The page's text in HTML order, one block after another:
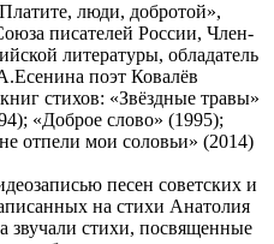
люди, добротой»,
писателей России, Член-
литературы, обладатель
поэт Ковалёв
стихов: «Звёздные травы»
«Доброе слово» (1995);
отпели мои соловьи» (2014)
песен советских и
на стихи Анатолия
звучали стихи, посвященные